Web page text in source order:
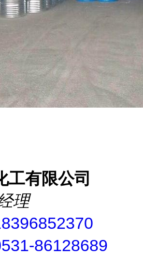
工有限公司
理
86128689